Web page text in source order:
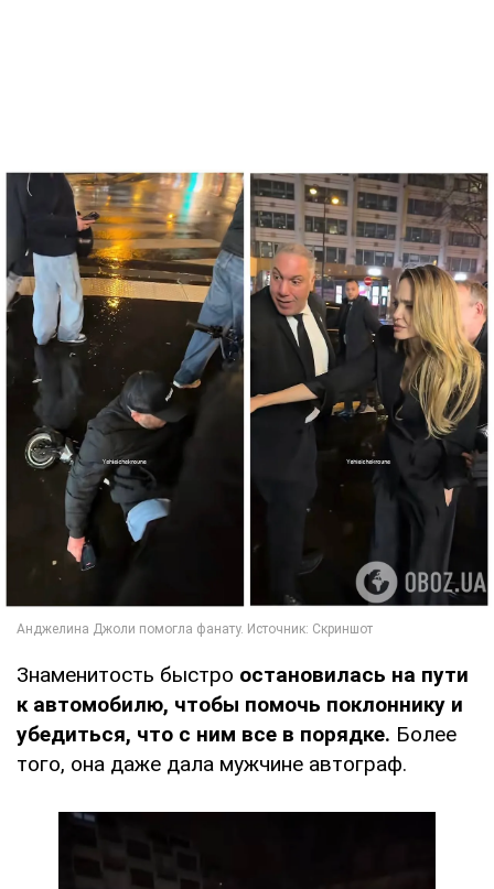
Знаменитость быстро остановилась на пути
к автомобилю, чтобы помочь поклоннику и
убедиться, что с ним все в порядке. Более
того, она даже дала мужчине автограф.